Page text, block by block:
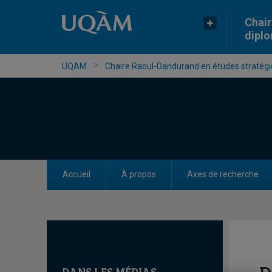
UQAM Chaire Raoul-Dandurand en études
Accueil À propos Axes de recherche